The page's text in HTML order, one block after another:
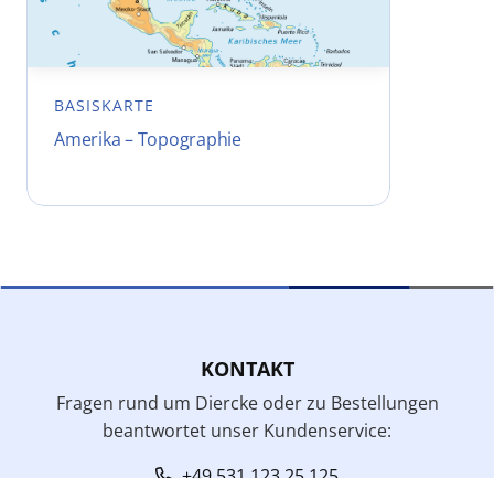
BASISKARTE
Amerika – Topographie
KONTAKT
Fragen rund um Diercke oder zu Bestellungen
beantwortet unser Kundenservice: